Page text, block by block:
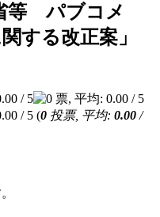
等 パブコメ
する改正案」
(0 投票, 平均: 0.00 /